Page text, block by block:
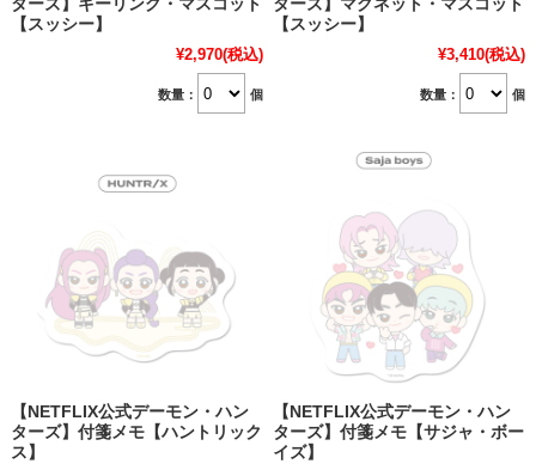
ターズ】キーリング・マスコット
【スッシー】
¥2,970(税込)
数量： 個
ターズ】マグネット・マスコット
【スッシー】
¥3,410(税込)
数量： 個
【NETFLIX公式デーモン・ハン
ターズ】付箋メモ【ハントリック
ス】
【NETFLIX公式デーモン・ハン
ターズ】付箋メモ【サジャ・ボー
イズ】